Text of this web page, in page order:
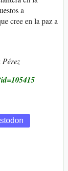
a
cree en la paz a